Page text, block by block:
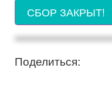
СБОР ЗАКРЫТ!
Поделиться: